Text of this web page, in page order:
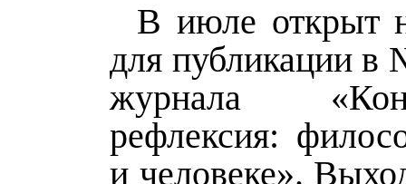
В июле открыт
для публикации в
журнала
рефлексия:
и человеке».